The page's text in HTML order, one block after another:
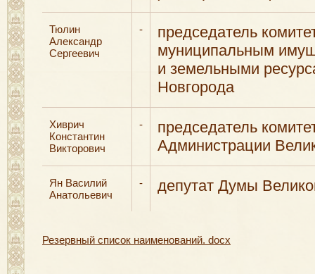
Тюлин
Александр
Сергеевич
-
председатель
муниципальным
и земельными
Новгорода
Хиврич
Константин
Викторович
-
председатель
Администрации
Ян Василий
Анатольевич
- депутат Думы
Резервный список наименований. docx